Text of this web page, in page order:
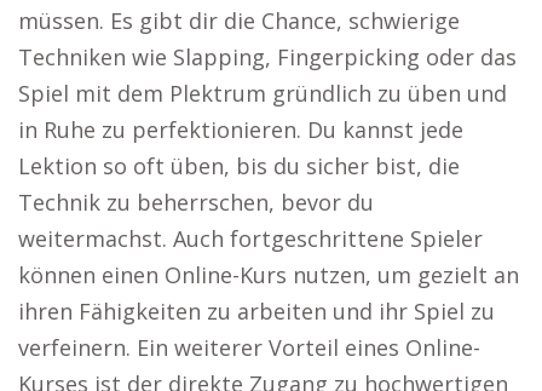
müssen. Es gibt dir die Chance, schwierige
Techniken wie Slapping, Fingerpicking oder das
Spiel mit dem Plektrum gründlich zu üben und
in Ruhe zu perfektionieren. Du kannst jede
Lektion so oft üben, bis du sicher bist, die
Technik zu beherrschen, bevor du
weitermachst. Auch fortgeschrittene Spieler
können einen Online-Kurs nutzen, um gezielt an
ihren Fähigkeiten zu arbeiten und ihr Spiel zu
verfeinern. Ein weiterer Vorteil eines Online-
Kurses ist der direkte Zugang zu hochwertigen